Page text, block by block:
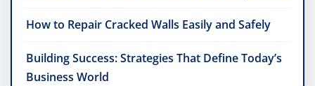
How to Repair Cracked Walls Easily and Safely
Building Success: Strategies That Define Today’s
Business World